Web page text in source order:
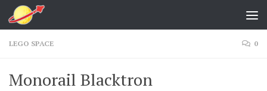
Skip to content
LEGO SPACE 0
Monorail Blacktron